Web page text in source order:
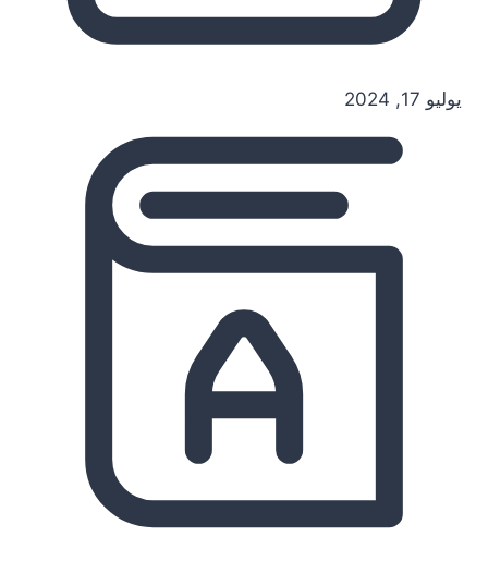
يوليو 17, 2024